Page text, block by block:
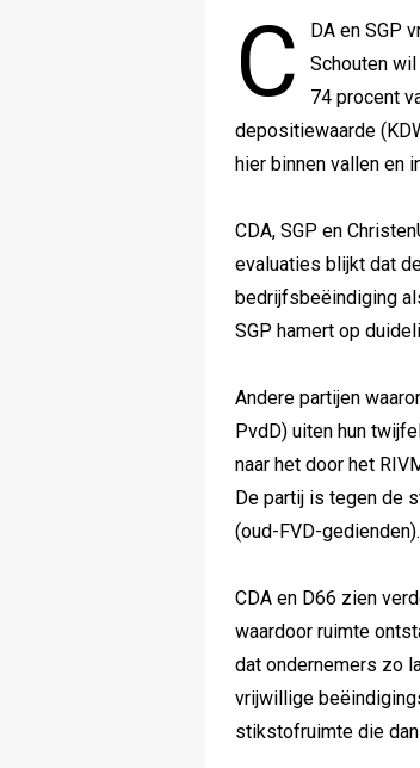
C
DA en SGP
Schouten
74 procent
depositiewaarde
hier binnen vallen en
CDA, SGP en
evaluaties blijkt dat
bedrijfsbeëindiging
SGP hamert op
Andere partijen
PvdD) uiten hun
naar het door het
De partij is tegen de
(oud-FVD-gedienden).
CDA en D66 zien
waardoor ruimte
dat ondernemers zo
vrijwillige
stikstofruimte die